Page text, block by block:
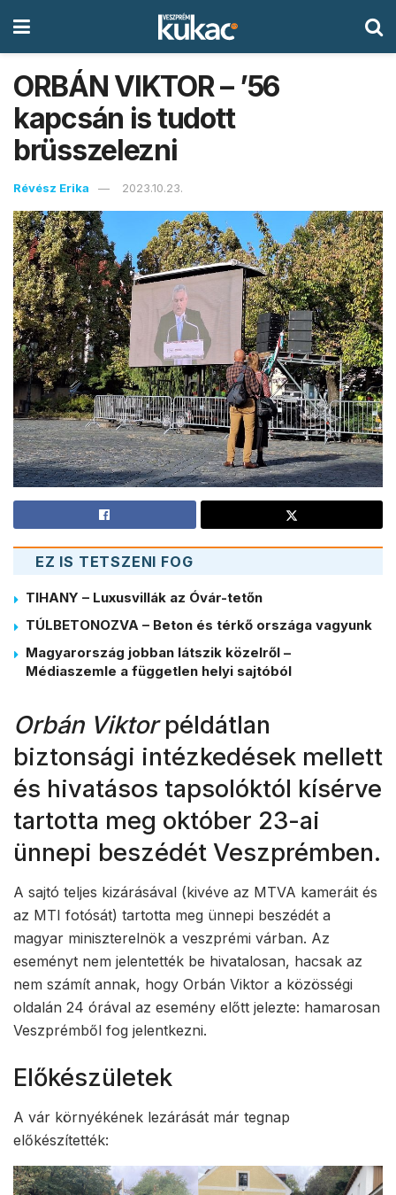
ORBÁN VIKTOR – ’56
kapcsán is tudott
brüsszelezni
Révész Erika 2023.10.23.
EZ IS TETSZENI FOG
TIHANY – Luxusvillák az Óvár-tetőn
TÚLBETONOZVA – Beton és térkő országa vagyunk
Magyarország jobban látszik közelről –
Médiaszemle a független helyi sajtóból
Orbán Viktorpéldátlan
biztonsági intézkedések mellett
és hivatásos tapsolóktól kísérve
tartotta meg október 23-ai
ünnepi beszédét Veszprémben.
A sajtó teljes kizárásával (kivéve az MTVA kameráit és
az MTI fotósát) tartotta meg ünnepi beszédét a
magyar miniszterelnök a veszprémi várban. Az
eseményt nem jelentették be hivatalosan, hacsak az
nem számít annak, hogy Orbán Viktor a közösségi
oldalán 24 órával az esemény előtt jelezte: hamarosan
Veszprémből fog jelentkezni.
Előkészületek
A vár környékének lezárását már tegnap
előkészítették: